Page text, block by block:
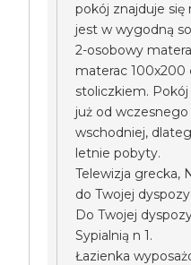
pokój znajduje się
jest w wygodną
2-osobowy
materac 100x200
stoliczkiem.
już od
wschodniej,
letnie pobyty.
Telewizja grecka,
do Twojej
Do Twojej
Sypialnią n 1.
Łazienka